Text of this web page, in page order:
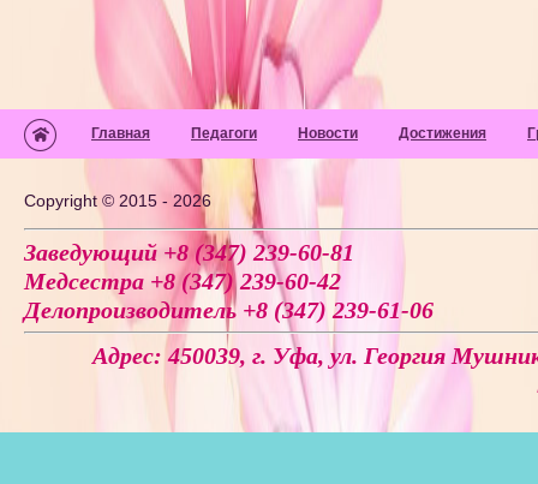
Главная Педагоги Новости Достижения
Copyright © 2015 - 2026
Заведующий +8 (347) 239-60-81
Медсестра +8 (347) 239-60-42
Делопроизводитель +8 (347) 239-61-06
Адрес: 450039, г. Уфа, ул. Георгия